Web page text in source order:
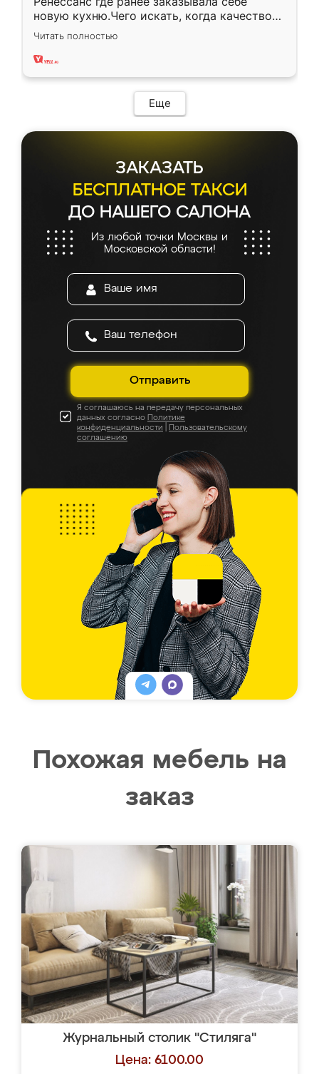
новую кухню.Чего искать, когда качеством
вполне довольна. Служит кухня уже почти
два года, нареканий нет.
Читать полностью
Еще
ЗАКАЗАТЬ
БЕСПЛАТНОЕ ТАКСИ
ДО НАШЕГО САЛОНА
Из любой точки Москвы и
Московской области!
Отправить
Я соглашаюсь на передачу персональных
данных согласно Политике
конфиденциальности
Пользовательскому
соглашению
Похожая мебель на
заказ
Журнальный столик "Стиляга"
Цена: 6100.00